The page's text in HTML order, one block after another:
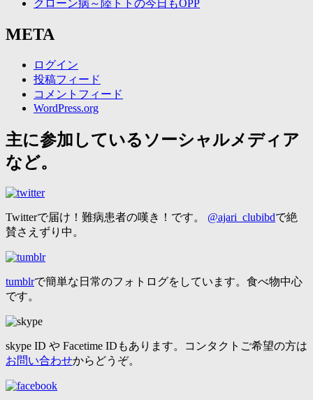
クローン病～陸トトの今日もOPP
META
ログイン
投稿フィード
コメントフィード
WordPress.org
主に参加しているソーシャルメディア
など。
Twitterで届け！難病患者の嘆き！です。 @ajari_clubibdで絶
賛さえずり中。
tumblrで簡単な日常のフォトログをしています。食べ物中心
です。
skype ID や Facetime IDもあります。コンタクトご希望の方は
お問い合わせからどうぞ。